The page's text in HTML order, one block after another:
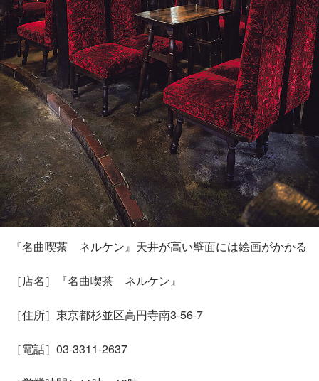
『名曲喫茶 ネルケン』天井が高い壁面には絵画がかかる
［店名］『名曲喫茶 ネルケン』
［住所］東京都杉並区高円寺南3-56-7
［電話］03-3311-2637